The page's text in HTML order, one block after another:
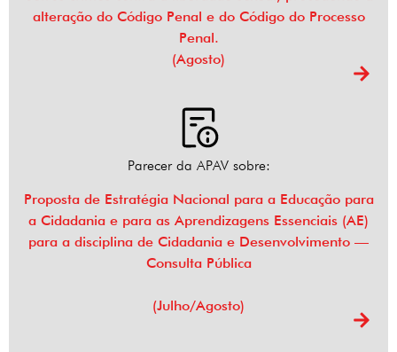
alteração do Código Penal e do Código do Processo
Penal.
(Agosto)
Parecer da APAV sobre:
Proposta de Estratégia Nacional para a Educação para
a Cidadania e para as Aprendizagens Essenciais (AE)
para a disciplina de Cidadania e Desenvolvimento —
Consulta Pública
(Julho/Agosto)